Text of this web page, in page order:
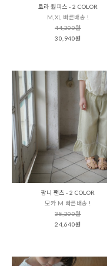
로라 원피스 - 2 COLOR
M,XL 빠른배송 !
44,200원
30,940원
팡니 팬츠 - 2 COLOR
모카 M 빠른배송 !
35,200원
24,640원